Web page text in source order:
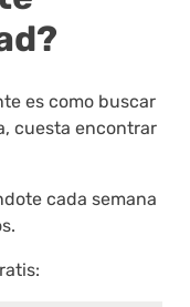
es como buscar
cuesta encontrar
cada semana